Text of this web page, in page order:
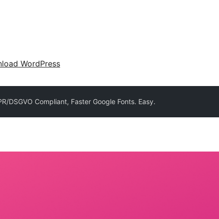
WordPress
DSGVO Compliant, Faster Google Fonts. Easy.